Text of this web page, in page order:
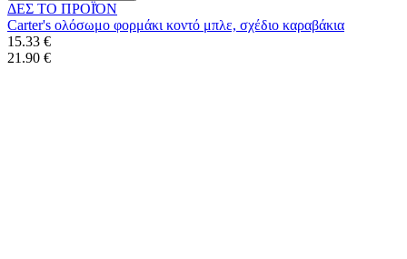
ΔΕΣ ΤO ΠΡΟΪΌΝ
Carter's ολόσωμο φορμάκι κοντό μπλε, σχέδιο καραβάκια
15.33 €
21.90 €